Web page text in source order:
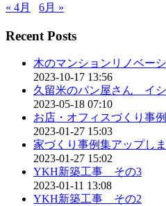
« 4月
6月 »
Recent Posts
木のマンションリノベー
2023-10-17 13:56
久留米のパン屋さん イ
2023-05-18 07:10
お店・オフィスづくり事
2023-01-27 15:03
家づくり事例集アップしま
2023-01-27 15:02
YKH新築工事 その3
2023-01-11 13:08
YKH新築工事 その2